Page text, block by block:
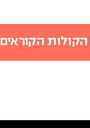
הקוראים